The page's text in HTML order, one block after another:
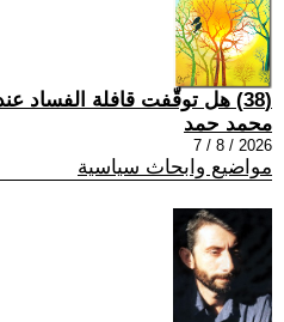
(38) هل توقّفت قافلة الفساد عند أطراف بغداد؟
محمد حمد
2026 / 8 / 7
مواضيع وابحاث سياسية